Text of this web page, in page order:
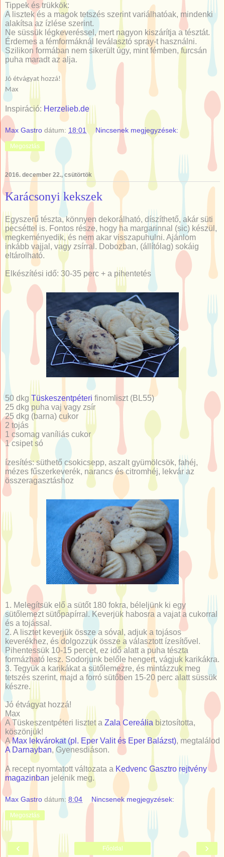
Tippek és trükkök:
A lisztek és a magok tetszés szerint variálhatóak, mindenki
alakítsa az ízlése szerint.
Ne süssük légkeveréssel, mert nagyon kiszárítja a tésztát.
Érdemes a fémformáknál leválasztó spray-t használni.
Szilikon formában nem sikerült úgy, mint fémben, furcsán
puha maradt az alja.
Jó étvágyat hozzá!
Max
Inspiráció: Herzelieb.de
Max Gastro dátum: 18:01 Nincsenek megjegyzések:
Megosztás
2016. december 22., csütörtök
Karácsonyi kekszek
Egyszerű tészta, könnyen dekorálható, díszíthető, akár süti
pecséttel is. Fontos része, hogy ha margarinnal (sic) készül,
megkeményedik, és nem akar visszapuhulni. Ajánlom
inkább vajjal, vagy zsírral. Dobozban, (állítólag) sokáig
eltárolható.
Elkészítési idő: 30-35 perc + a pihentetés
50 dkg Tüskeszentpéteri finomliszt (BL55)
25 dkg puha vaj vagy zsír
25 dkg (barna) cukor
2 tojás
1 csomag vaníliás cukor
1 csipet só
ízesítés: süthető csokicsepp, aszalt gyümölcsök, fahéj,
mézes fűszerkeverék, narancs és citromhéj, lekvár az
összeragasztáshoz
1. Melegítsük elő a sütőt 180 fokra, béleljünk ki egy
sütőlemezt sütőpapírral. Keverjük habosra a vajat a cukorral
és a tojással.
2. A lisztet keverjük össze a sóval, adjuk a tojásos
keverékhez, és dolgozzuk össze a választott ízesítővel.
Pihentessük 10-15 percet, ez idő alatt a puha tészta
formázható lesz. Sodorjunk belőle hengert, vágjuk karikákra.
3. Tegyük a karikákat a sütőlemezre, és mintázzuk meg
tetszés szerint, majd a forró sütőben 15-20 perc alatt süssük
készre.
Jó étvágyat hozzá!
Max
A Tüskeszentpéteri lisztet a Zala Cereália biztosította,
köszönjük!
AMax lekvárokat (pl. Eper Valit és Eper Balázst), megtalálod
A Darnayban, Gyenesdiáson.
A recept nyomtatott változata a Kedvenc Gasztro rejtvény
magazinban jelenik meg.
Max Gastro dátum: 8:04 Nincsenek megjegyzések:
Megosztás
‹ ›
Főoldal